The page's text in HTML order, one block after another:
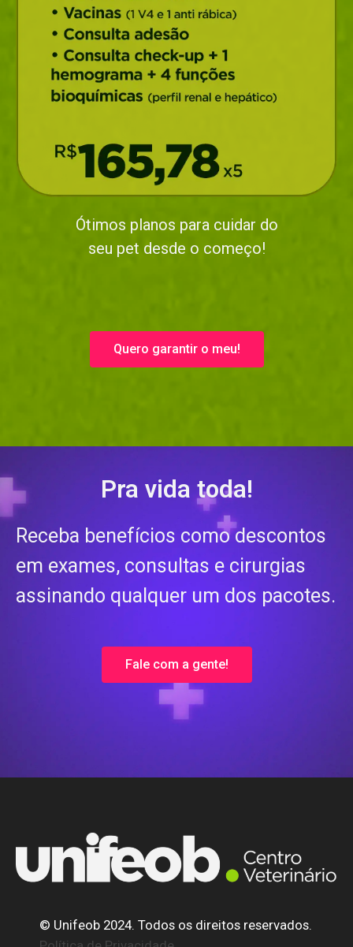
Ótimos planos para cuidar do
seu pet desde o começo!
Quero garantir o meu!
Pra vida toda!
Receba benefícios como descontos
em exames, consultas e cirurgias
assinando qualquer um dos pacotes.
Fale com a gente!
© Unifeob 2024. Todos os direitos reservados.